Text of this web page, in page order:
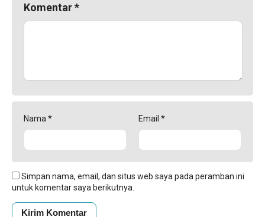
Komentar*
Nama * Email *
Simpan nama, email, dan situs web saya pada peramban ini
untuk komentar saya berikutnya.